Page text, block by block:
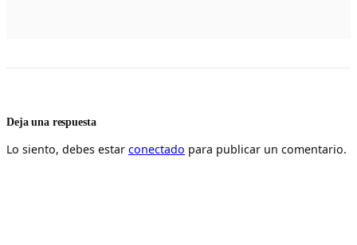
Deja una respuesta
Lo siento, debes estar conectado para publicar un comentario.